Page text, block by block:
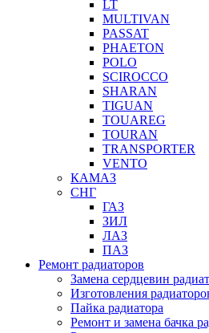
LT
MULTIVAN
PASSAT
PHAETON
POLO
SCIROCCO
SHARAN
TIGUAN
TOUAREG
TOURAN
TRANSPORTER
VENTO
КАМАЗ
СНГ
ГАЗ
ЗИЛ
ЛАЗ
ПАЗ
Ремонт радиаторов
Замена сердцевин
Изготовления
Пайка радиатора
Ремонт и замена бачка